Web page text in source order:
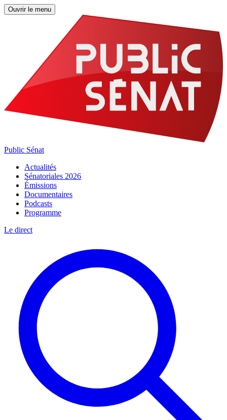
Ouvrir le menu
Public Sénat
Actualités
Sénatoriales 2026
Émissions
Documentaires
Podcasts
Programme
Le direct